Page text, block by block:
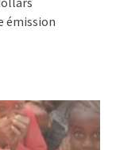
émission